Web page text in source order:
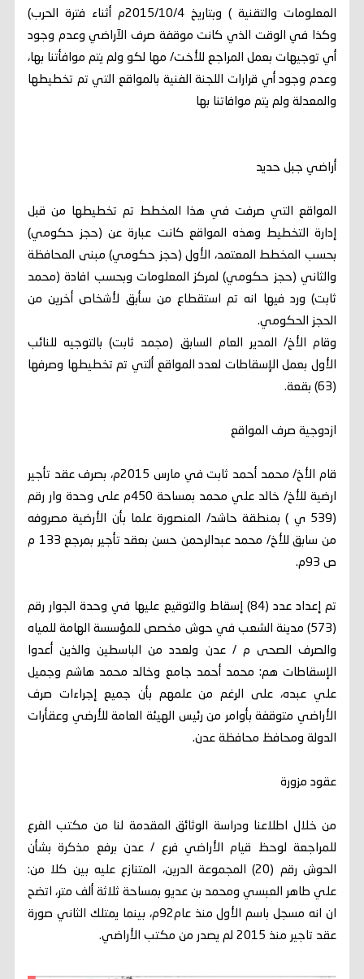
المعلومات والتقنية ) وبتاريخ 2015/10/4م أثناء فترة الحرب)
وكذا في الوقت الذي كانت موقفة صرف الآراضي وعدم وجود
أي توجيهات بعمل المراجع للأخت/ مها لكو ولم يتم موافأتنا بها،
وعدم وجود أي قرارات اللجنة الفنية بالمواقع التي تم تخطيطها
والمعدلة ولم يتم موافاتنا بها
أراضي جبل حديد
المواقع التي صرفت في هذا المخطط تم تخطيطها من قبل
إدارة التخطيط وهذه المواقع كانت عبارة عن (حجز حكومي)
بحسب المخطط المعتمد، الأول (حجز حكومي) مبنى المحافظة
والثاني (حجز حكومي) لمركز المعلومات وبحسب افادة (محمد
ثابت) ورد فيها انه تم استقطاع من سأبق لأشخاص أخرين من
الحجز الحكومي.
وقام الأخ/ المدير العام السابق (مجمد ثابت) بالتوجيه للنائب
الأول بعمل الإسقاطات لعدد المواقع ألتي تم تخطيطها وصرفها
(63) بقعة.
ازدوجية صرف المواقع
قام الأخ/ محمد أحمد ثابت في مارس 2015م، بصرف عقد تأجير
ارضية للأخ/ خالد علي محمد بمساحة 450م على وحدة وار رقم
(539 ي ) بمنطقة حاشد/ المنصورة علما بأن الأرضية مصروفه
من سابق للأخ/ محمد عبدالرحمن حسن بعقد تأجير بمرجع 133 م
ص 93م.
تم إعداد عدد (84) إسقاط والتوقيع عليها في وحدة الجوار رقم
(573) مدينة الشعب في حوش مخصص للمؤسسة الهامة للمياه
والصرف الصحى م / عدن ولعدد من الباسطين والذين أعدوا
الإسقاطات هم: محمد أحمد جامع وخالد محمد هاشم وجميل
علي عبده، على الرغم من علمهم بأن جميع إجراءات صرف
الأراضي متوقفة بأوامر من رئيس الهيئة العامة للأرضي وعقأرات
الدولة ومحافظ محافظة عدن.
عقود مزورة
من خلال اطلاعنا ودراسة الوثائق المقدمة لنا من مكتب الفرع
للمراجعة لوحظ قيام الأراضي فرع / عدن برفع مذكرة بشأن
الحوش رقم (20) المجموعة الدرين، المتنازع عليه بين كلا من:
علي طاهر العبسي ومحمد بن عديو بمساحة ثلاثة ألف متر، اتضح
ان انه مسجل باسم الأول منذ عام92م، بينما يمتلك الثاني صورة
عقد تاجير منذ 2015 لم يصدر من مكتب الأراضي.